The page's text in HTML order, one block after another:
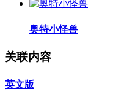
奥特小怪兽
关联内容
英文版